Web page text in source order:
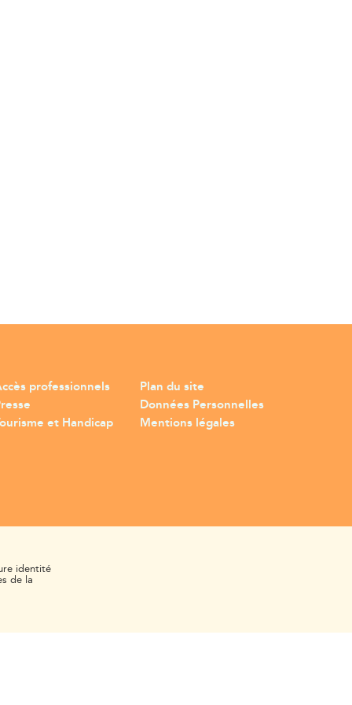
professionnels
et Handicap
Plan du site
Données Personnelles
Mentions légales
identité
de la